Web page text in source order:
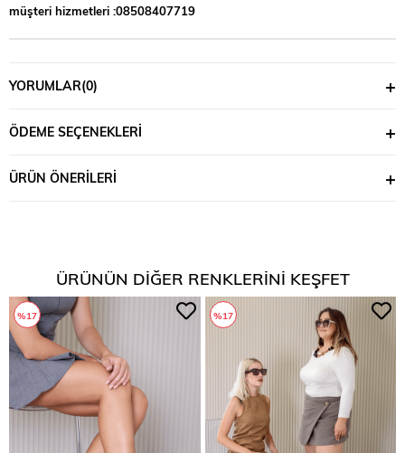
müşteri hizmetleri :08508407719
YORUMLAR(0)
ÖDEME SEÇENEKLERI
ÜRÜN ÖNERILERI
ÜRÜNÜN DIĞER RENKLERINI KEŞFET
%17 %17